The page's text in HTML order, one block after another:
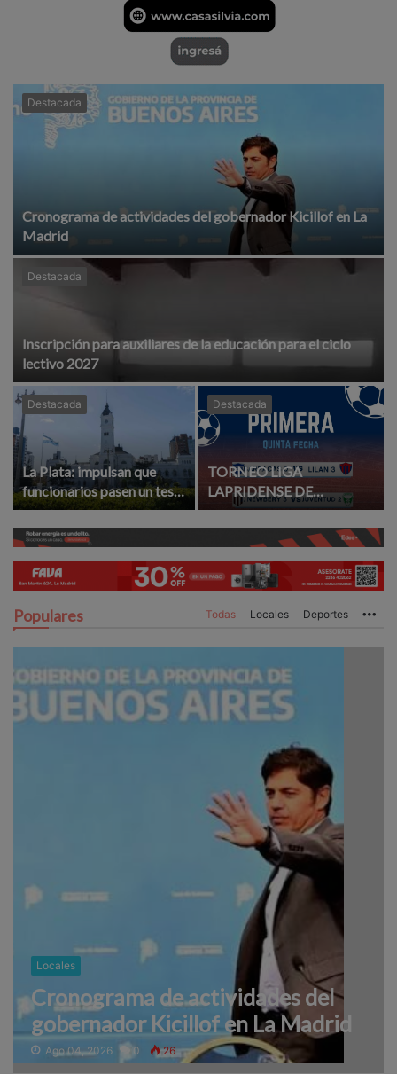
Destacada
Cronograma de actividades del gobernador Kicillof en La
Madrid
Destacada
Inscripción para auxiliares de la educación para el ciclo
lectivo 2027
Destacada
La Plata: impulsan que
funcionarios pasen un test
de aptitud para ejercer el
cargo
Destacada
TORNEO LIGA
LAPRIDENSE DE
FUTBOL: RESULTADOS Y
GOLEADORES DE LA
QUINTA FECHA
Populares Todas Locales Deportes
Locales
Cronograma de actividades del
gobernador Kicillof en La Madrid
Ago 04, 2026 0 26